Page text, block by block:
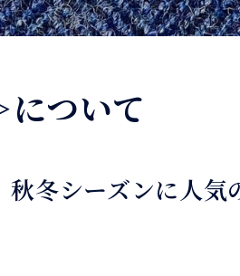
ついて
冬シーズンに人気